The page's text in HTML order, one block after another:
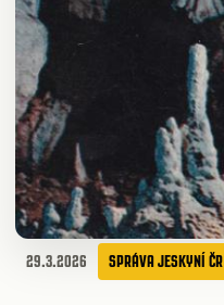
29.3.2026 SPRÁVA JESKYNÍ ČR